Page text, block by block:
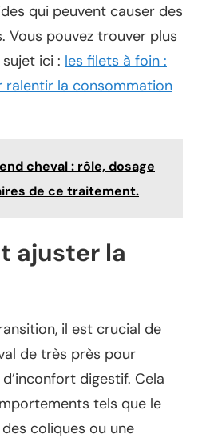
qui peuvent causer des
Vous pouvez trouver plus
ici : les filets à foin :
ralentir la consommation
cheval : rôle, dosage
de ce traitement.
ajuster la
il est crucial de
de très près pour
digestif. Cela
tels que le
coliques ou une